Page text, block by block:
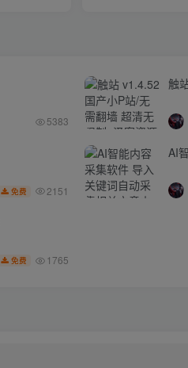
5383
触
免费 2151
AI
免费 1765